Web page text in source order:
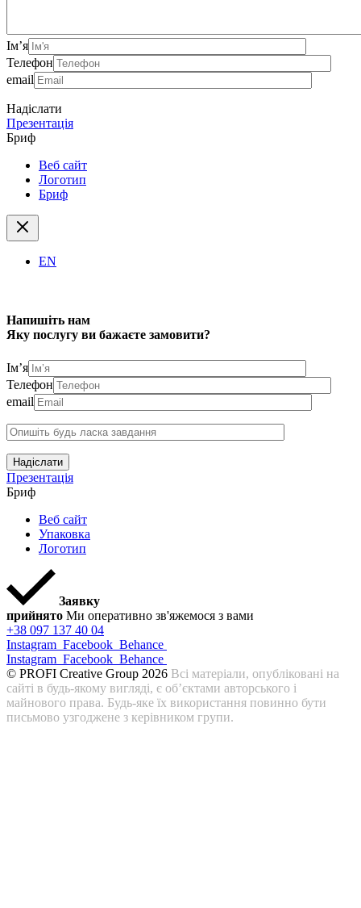
Ім’я
Телефон
email
Надіслати
Презентація
Бриф
Веб сайт
Логотип
Бриф
EN
Напишіть нам
Яку послугу ви бажаєте замовити?
Ім’я
Телефон
email
Надіслати
Презентація
Бриф
Веб сайт
Упаковка
Логотип
Заявку
прийнято Ми оперативно зв'яжемося з вами
+38 097 137 40 04
Instagram Facebook Behance
Instagram Facebook Behance
© PROFI Creative Group 2026 Всі матеріали, опубліковані на
сайті в будь-якому вигляді, є об’єктами авторського і
майнового права. Будь-яке їх використання повинно бути
письмово узгоджене з керівником групи.